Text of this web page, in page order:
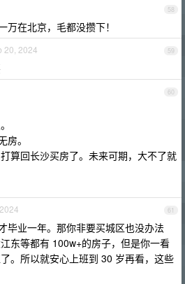
58
在北京，毛都没攒下！
59
20, 2024
60
。
算回长沙买房了。未来可期，大不了就
61
毕业一年。那你非要买城区也没办法
东等都有 100w+的房子，但是你一看
。所以就安心上班到 30 岁再看，这些